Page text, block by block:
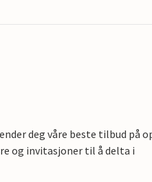
deg våre beste tilbud på
og invitasjoner til å delta i